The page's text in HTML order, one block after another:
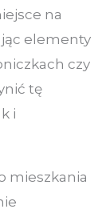
na
elementy
czy
tę
i
mieszkania